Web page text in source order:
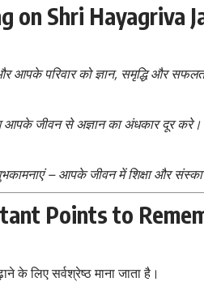
on Shri Hayagriva
आपके परिवार को ज्ञान, समृद्धि और सफलता
आपके जीवन से अज्ञान का अंधकार दूर
शुभकामनाएं – आपके जीवन में शिक्षा और
Points to
के लिए सर्वश्रेष्ठ माना जाता है।